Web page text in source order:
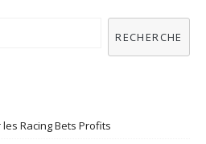
RECHERCHE
Racing Bets Profits